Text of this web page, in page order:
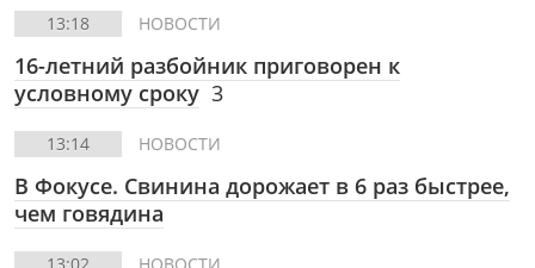
13:18 НОВОСТИ
16-летний разбойник приговорен к
условному сроку 3
13:14 НОВОСТИ
В Фокусе. Свинина дорожает в 6 раз быстрее,
чем говядина